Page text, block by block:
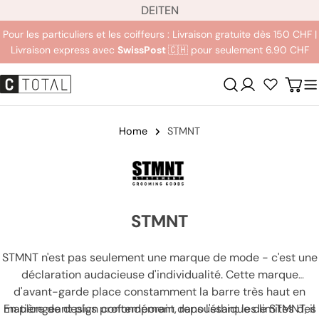
contenu
a
n
g
u
e
DE EN
IT
Pour les particuliers et les coiffeurs : Livraison gratuite dès 150 CHF |
Livraison express avec SwissPost🇨🇭 pour seulement 6.90 CHF
Se
connecter
Home STMNT
STMNT
STMNT n'est pas seulement une marque de mode - c'est une
déclaration audacieuse d'individualité. Cette marque
d'avant-garde place constamment la barre très haut en
matière de design contemporain, repoussant les limites des
En plongeant plus profondément dans l'éthique de STMNT, il